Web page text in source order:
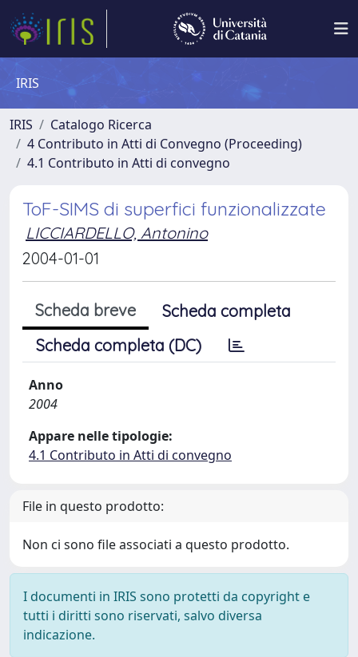
IRIS
IRIS
Catalogo Ricerca
4 Contributo in Atti di Convegno (Proceeding)
4.1 Contributo in Atti di convegno
ToF-SIMS di superfici funzionalizzate
LICCIARDELLO, Antonino
2004-01-01
Scheda breve
Scheda completa
Scheda completa (DC)
Anno
2004
Appare nelle tipologie:
4.1 Contributo in Atti di convegno
File in questo prodotto:
Non ci sono file associati a questo prodotto.
I documenti in IRIS sono protetti da copyright e
tutti i diritti sono riservati, salvo diversa
indicazione.